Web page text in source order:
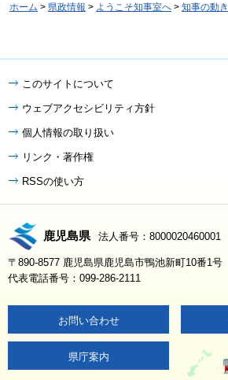
ホーム > 県政情報 > ようこそ知事室へ > 知事の動き
このサイトについて
ウェブアクセシビリティ方針
個人情報の取り扱い
リンク・著作権
RSSの使い方
鹿児島県 法人番号：8000020460001
〒890-8577 鹿児島県鹿児島市鴨池新町10番1号
代表電話番号：099-286-2111
お問い合わせ
県庁案内